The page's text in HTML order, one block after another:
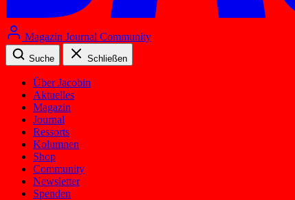
Magazin Journal Community
Suche Schließen
Über Jacobin
Aktuelles
Magazin
Journal
Ressorts
Kolumnen
Shop
Community
Newsletter
Spenden